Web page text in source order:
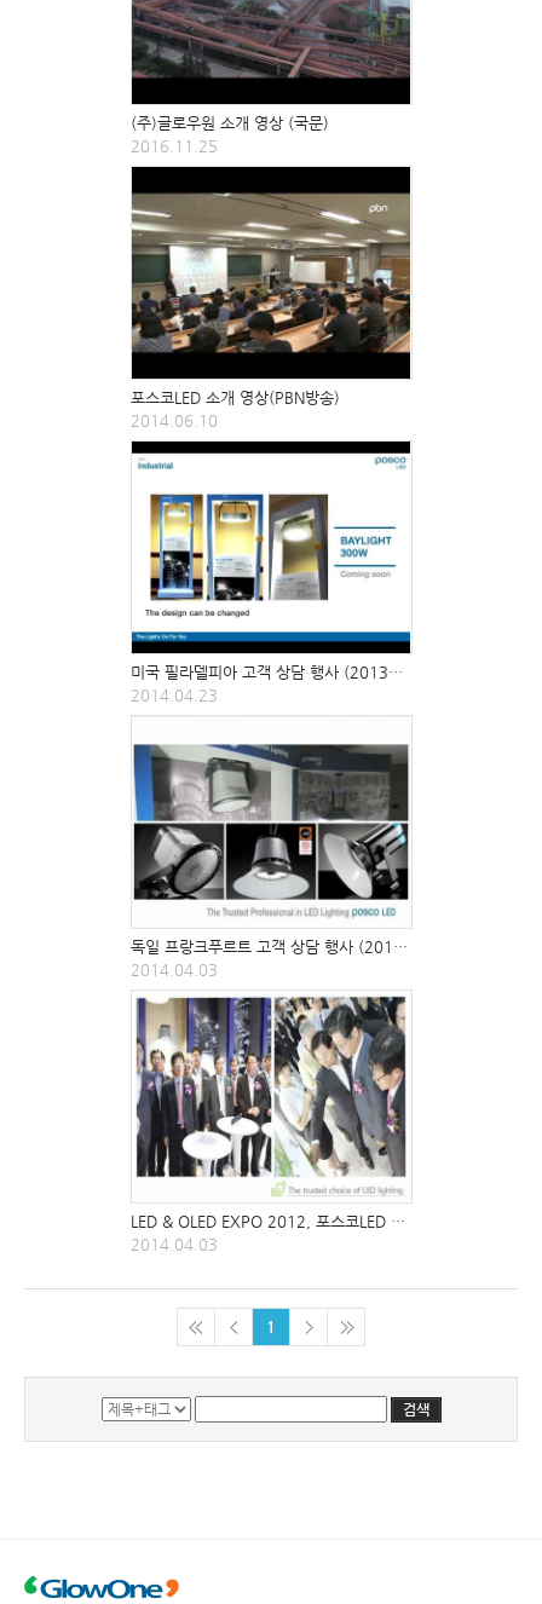
(주)글로우원 소개 영상 (국문)
2016.11.25
포스코LED 소개 영상(PBN방송)
2014.06.10
미국 필라델피아 고객 상담 행사 (2013년 7월)
2014.04.23
독일 프랑크푸르트 고객 상담 행사 (2012년 4월)
2014.04.03
LED & OLED EXPO 2012, 포스코LED 부스 (2012년
2014.04.03
1